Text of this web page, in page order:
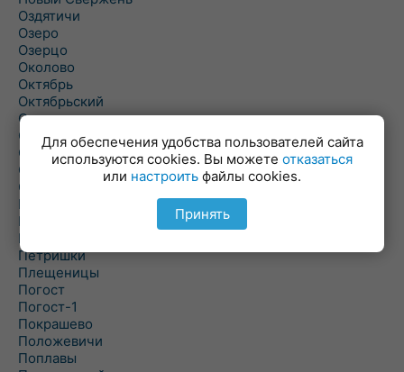
Оздятичи
Озеро
Озерцо
Околово
Октябрь
Октябрьский
Олехновичи
Омговичи
Оношки
Осовец
Острошицкий Городок
Пасека
Пастовичи
Першаи
Петришки
Плещеницы
Погост
Погост-1
Покрашево
Положевичи
Поплавы
Для обеспечения удобства пользователей сайта
используются cookies. Вы можете отказаться
или настроить файлы cookies.
Принять